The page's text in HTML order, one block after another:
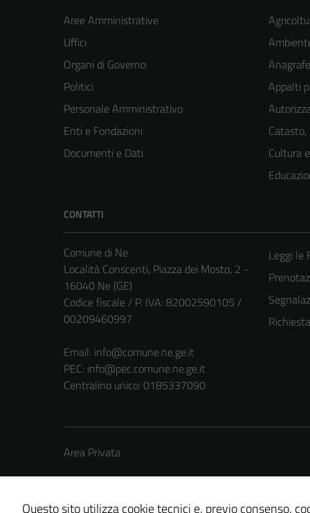
Aree Amministrative
Uffici
Organi di Governo
Politici
Personale Amministrativo
Enti e Fondazioni
Documenti e Dati
Appalti
Catasto,
Cultura
CONTATTI
Comune di Ne
Località Conscenti, Piazza dei Mosto, 2 -
16040 Ne (GE)
Codice fiscale / P. IVA: 82002590105 /
00209460997
Email: info@comune.ne.ge.it
PEC: info@pec.comune.ne.ge.it
Centralino unico: 0185337090
Leggi le
Area Privata
Questo sito utilizza cookie tecnici e, previo consenso,